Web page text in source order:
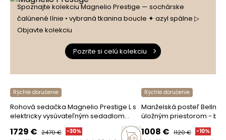
Spoznajte kolekciu Magnelio Prestige — sochárske
čalúnené línie • vybraná tkanina boucle ✦ azyl spálne ▷
Objavte kolekciu
Pozrite si celú kolekciu
Rýchle doručenie
Rohová sedačka Magnelio Prestige L s
elektricky vysúvateľným sedadlom
tkanina Maya 05
1729 € 2470€ -30%
Rýchle doručenie
Manželská posteľ
úložným priestorom -
1008 € 1120€ -10%